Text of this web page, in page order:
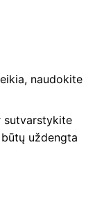
naudokite
sutvarstykite
uždengta